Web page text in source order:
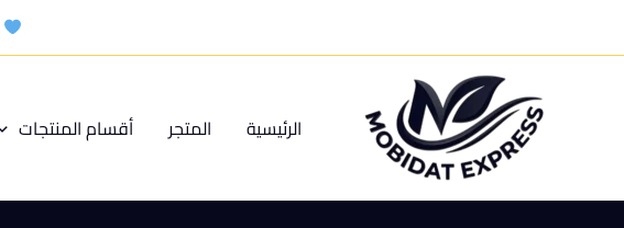
الرئيسية المتجر أقسام المنتجات